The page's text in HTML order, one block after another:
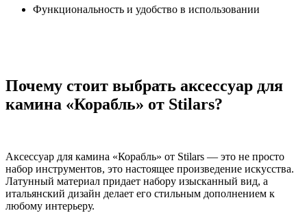
Функциональность и удобство в использовании
Почему стоит выбрать аксессуар для
камина «Корабль» от Stilars?
Аксессуар для камина «Корабль» от Stilars — это не просто
набор инструментов, это настоящее произведение искусства.
Латунный материал придает набору изысканный вид, а
итальянский дизайн делает его стильным дополнением к
любому интерьеру.